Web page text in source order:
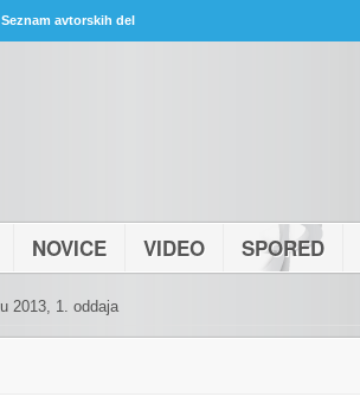
Seznam avtorskih del
NOVICE VIDEO SPORED
2013, 1. oddaja